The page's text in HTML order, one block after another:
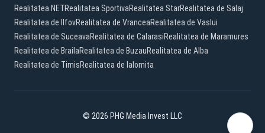
Realitatea.NETRealitatea SportivaRealitatea StarRealitatea de Salaj
Realitatea de IlfovRealitatea de VranceaRealitatea de Vaslui
Realitatea de SuceavaRealitatea de CalarasiRealitatea de Maramures
Realitatea de BrailaRealitatea de BuzauRealitatea de Alba
Realitatea de TimisRealitatea de Ialomita
© 2026 PHG Media Invest LLC